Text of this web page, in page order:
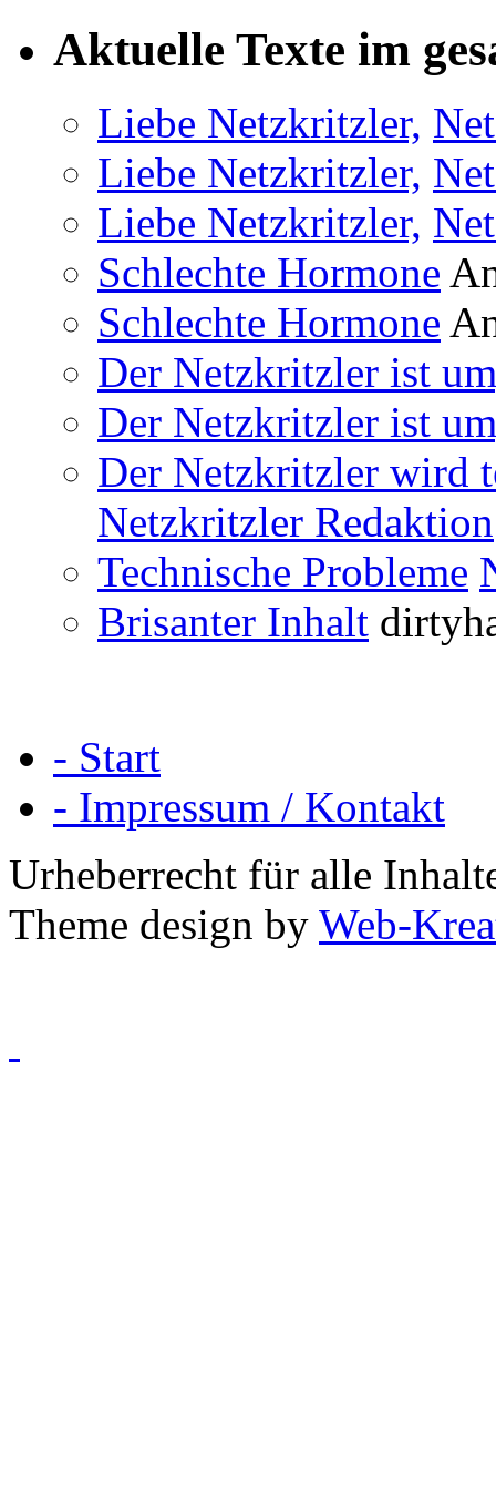
Aktuelle Texte im
Liebe Netzkritzler,
Liebe Netzkritzler,
Liebe Netzkritzler,
Schlechte Hormone
Schlechte Hormone
Der Netzkritzler ist
Der Netzkritzler ist
Der Netzkritzler wird
Netzkritzler Redaktion
Technische Probleme
Brisanter Inhalt
- Start
- Impressum / Kontakt
Urheberrecht für alle
Theme design by Web-